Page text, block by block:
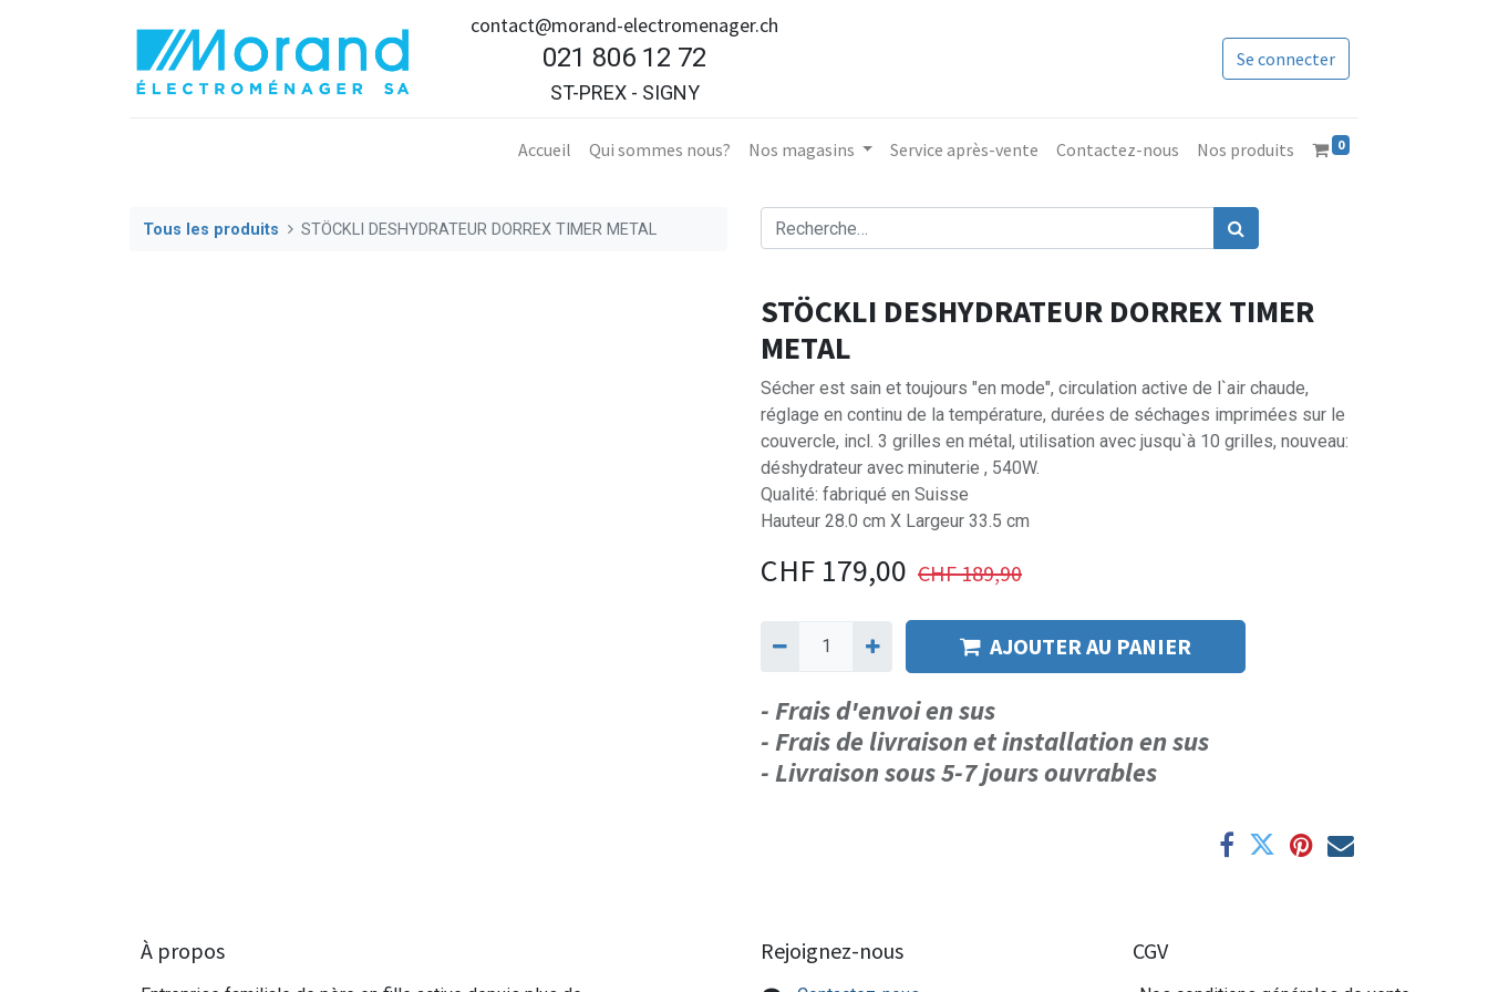
contact@morand-electromenager.ch
021 806 12 72
ST-PREX - SIGNY
Se connecter
Accueil​ Qui sommes nous? Nos magasins Service après-vente Contactez-nous Nos produits 0
Tous les produits STÖCKLI DESHYDRATEUR DORREX TIMER METAL
STÖCKLI DESHYDRATEUR DORREX TIMER
METAL
Sécher est sain et toujours "en mode", circulation active de l`air chaude,
réglage en continu de la température, durées de séchages imprimées sur le
couvercle, incl. 3 grilles en métal, utilisation avec jusqu`à 10 grilles, nouveau:
déshydrateur avec minuterie , 540W.
Qualité: fabriqué en Suisse
Hauteur 28.0 cm X Largeur 33.5 cm
CHF 179,00 CHF189,90
AJOUTER AU PANIER
- Frais d'envoi en sus
- Frais de livraison et installation en sus
- Livraison sous 5-7 jours ouvrables
À propos Rejoignez-nous CGV